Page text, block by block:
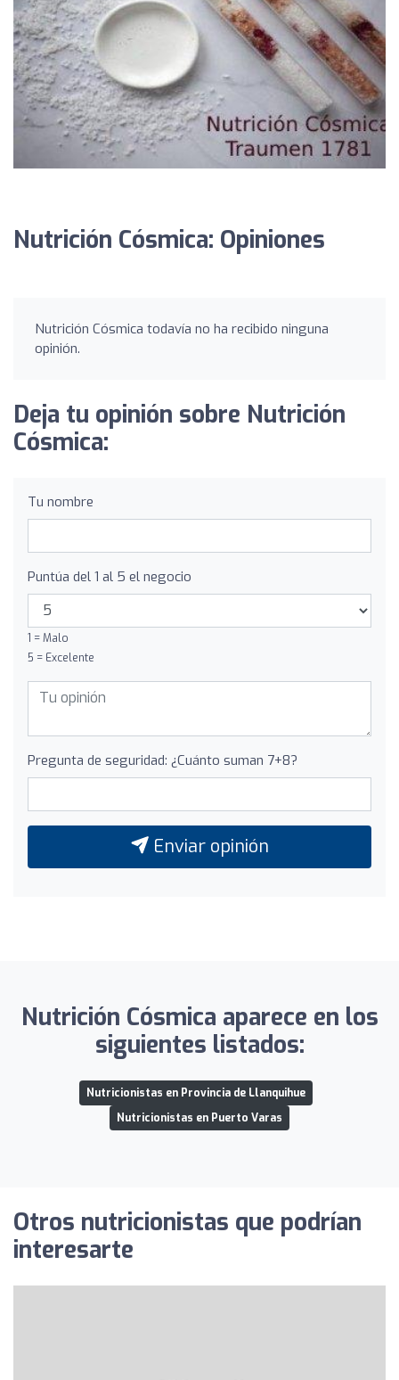
Nutrición Cósmica: Opiniones
Nutrición Cósmica todavía no ha recibido ninguna
opinión.
Deja tu opinión sobre Nutrición
Cósmica:
Tu nombre
Puntúa del 1 al 5 el negocio
1 = Malo
5 = Excelente
Pregunta de seguridad: ¿Cuánto suman 7+8?
Enviar opinión
Nutrición Cósmica aparece en los
siguientes listados:
Nutricionistas en Provincia de Llanquihue
Nutricionistas en Puerto Varas
Otros nutricionistas que podrían
interesarte